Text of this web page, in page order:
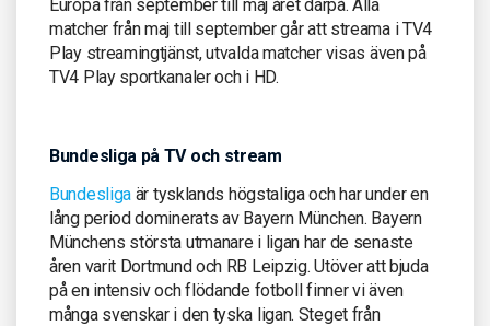
Europa från september till maj året därpå. Alla
matcher från maj till september går att streama i TV4
Play streamingtjänst, utvalda matcher visas även på
TV4 Play sportkanaler och i HD.
Bundesliga på TV och stream
Bundesliga är tysklands högstaliga och har under en
lång period dominerats av Bayern München. Bayern
Münchens största utmanare i ligan har de senaste
åren varit Dortmund och RB Leipzig. Utöver att bjuda
på en intensiv och flödande fotboll finner vi även
många svenskar i den tyska ligan. Steget från